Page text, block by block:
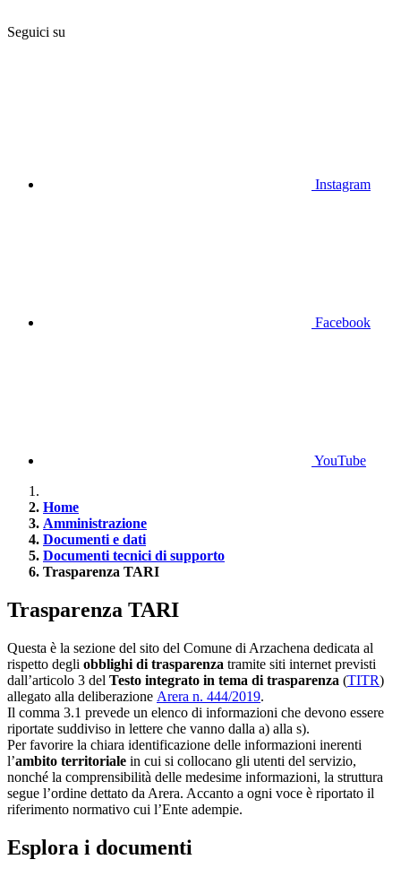
Seguici su
Instagram
Facebook
YouTube
Home
Amministrazione
Documenti e dati
Documenti tecnici di supporto
Trasparenza TARI
Trasparenza TARI
Questa è la sezione del sito del Comune di Arzachena dedicata al
rispetto degli obblighi di trasparenza tramite siti internet previsti
dall’articolo 3 del Testo integrato in tema di trasparenza (TITR)
allegato alla deliberazione Arera n. 444/2019.
Il comma 3.1 prevede un elenco di informazioni che devono essere
riportate suddiviso in lettere che vanno dalla a) alla s).
Per favorire la chiara identificazione delle informazioni inerenti
l’ambito territoriale in cui si collocano gli utenti del servizio,
nonché la comprensibilità delle medesime informazioni, la struttura
segue l’ordine dettato da Arera. Accanto a ogni voce è riportato il
riferimento normativo cui l’Ente adempie.
Esplora i documenti